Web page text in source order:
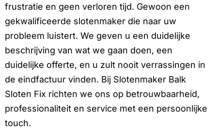
frustratie en geen verloren tijd. Gewoon een
gekwalificeerde slotenmaker die naar uw
probleem luistert. We geven u een duidelijke
beschrijving van wat we gaan doen, een
duidelijke offerte, en u zult nooit verrassingen in
de eindfactuur vinden. Bij Slotenmaker Balk
Sloten Fix richten we ons op betrouwbaarheid,
professionaliteit en service met een persoonlijke
touch.